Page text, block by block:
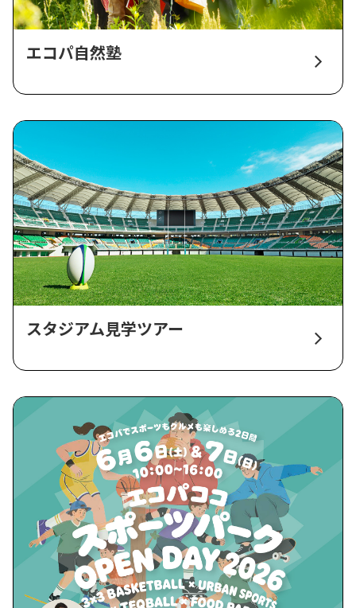
エコパ自然塾
スタジアム見学ツアー